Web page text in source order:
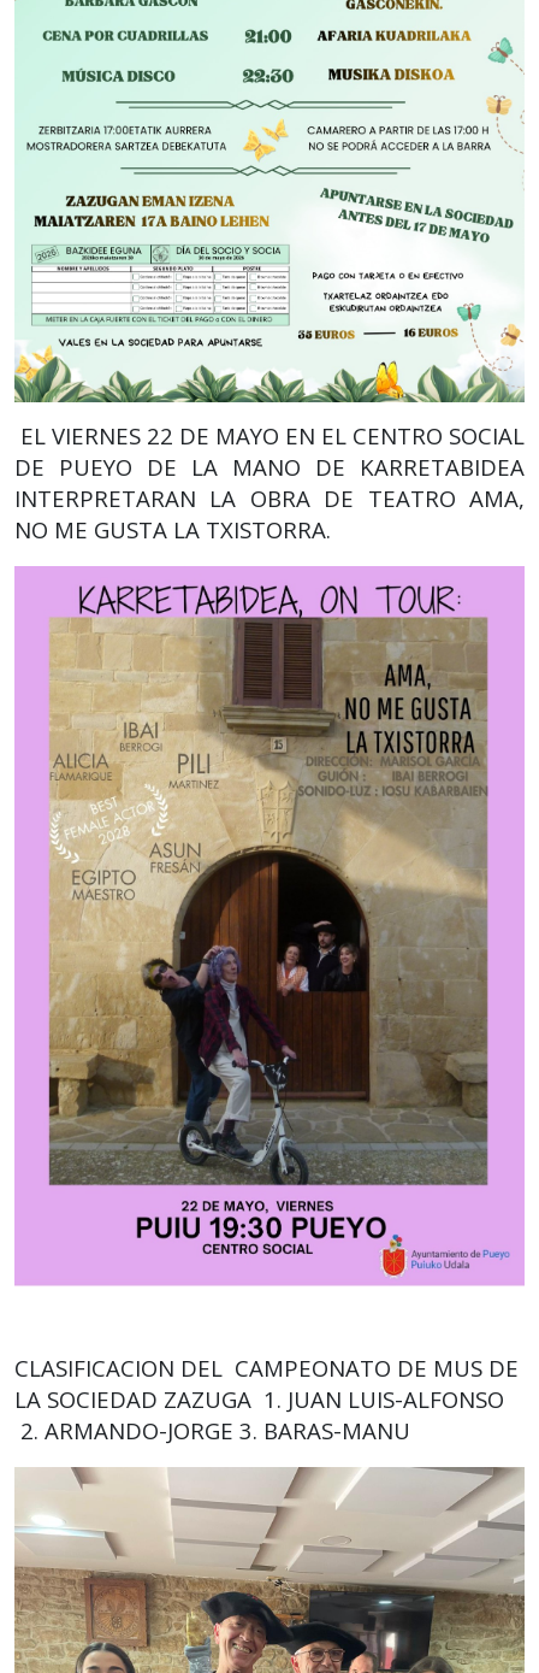
EL VIERNES 22 DE MAYO EN EL CENTRO SOCIAL
DE PUEYO DE LA MANO DE KARRETABIDEA
INTERPRETARAN LA OBRA DE TEATRO AMA,
NO ME GUSTA LA TXISTORRA.
CLASIFICACION DEL CAMPEONATO DE MUS DE
LA SOCIEDAD ZAZUGA 1. JUAN LUIS-ALFONSO
2. ARMANDO-JORGE 3. BARAS-MANU